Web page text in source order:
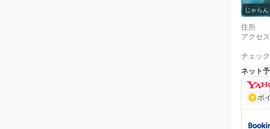
じゃらん
住所
アクセス
チェッ
ネット
ポ